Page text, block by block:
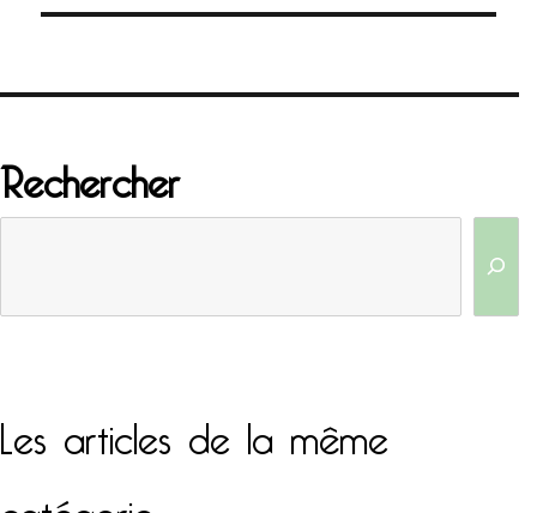
Rechercher
Les articles de la même